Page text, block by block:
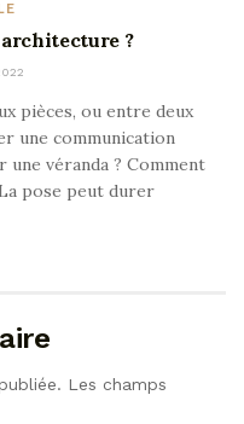
architecture ?
pièces, ou entre deux
une communication
véranda ? Comment
pose peut durer
Les champs